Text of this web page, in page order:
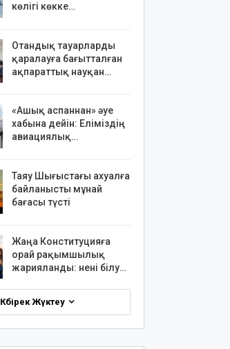
көлігі көкке…
Отандық тауарларды
қаралауға бағытталған
ақпараттық науқан…
«Ашық аспаннан» әуе
хабына дейін: Еліміздің
авиациялық…
Таяу Шығыстағы ахуалға
байланысты мұнай
бағасы түсті
Жаңа Конституцияға
орай рақымшылық
жарияланды: нені білу…
Көбірек Жүктеу